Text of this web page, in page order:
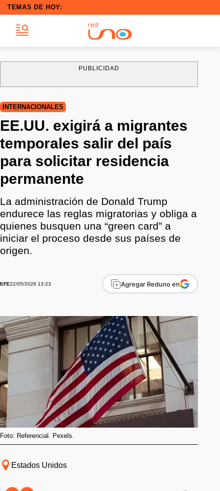
TEMAS DE HOY:
PUBLICIDAD
INTERNACIONALES
EE.UU. exigirá a migrantes
temporales salir del país
para solicitar residencia
permanente
La administración de Donald Trump
endurece las reglas migratorias y obliga a
quienes busquen una “green card” a
iniciar el proceso desde sus países de
origen.
EFE22/05/2026 13:23 Agregar Reduno en
Foto: Referencial. Pexels.
Estados Unidos